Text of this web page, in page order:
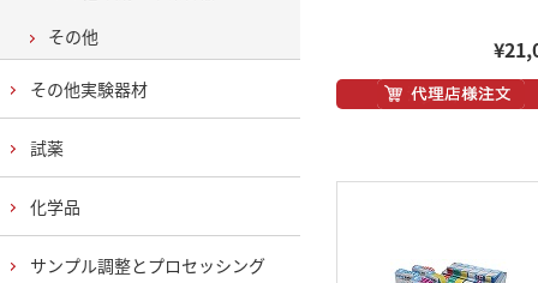
その他
その他実験器材
試薬
化学品
サンプル調整とプロセッシング